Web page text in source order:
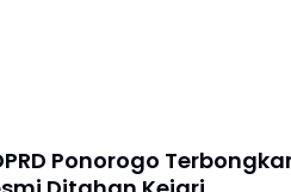
Ponorogo